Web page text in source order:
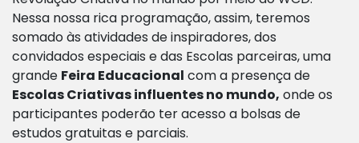
Nessa nossa rica programação, assim, teremos
somado às atividades de inspiradores, dos
convidados especiais e das Escolas parceiras, uma
grande Feira Educacional com a presença de
Escolas Criativas influentes no mundo, onde os
participantes poderão ter acesso a bolsas de
estudos gratuitas e parciais.